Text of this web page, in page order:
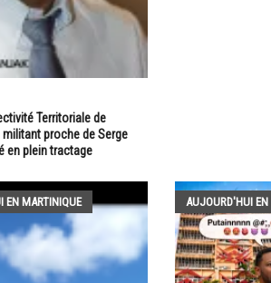
Territoriale de
militant proche de Serge
en plein tractage
EN MARTINIQUE AUJOURD'HUI